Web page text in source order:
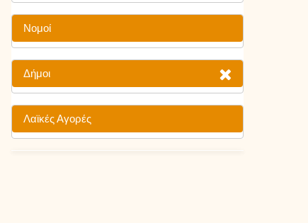
Νομοί
Δήμοι
Λαϊκές Αγορές